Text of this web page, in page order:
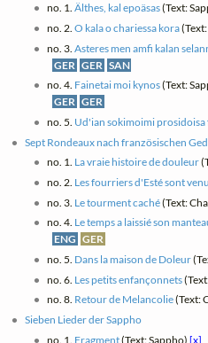
no. 1. Älthes, kal epoäsas(Text:
no. 2. O kala o chariessa kora(Text:
no. 3. Asteres men amfi kalan
GER GER SAN
no. 4. Fainetai moi kynos(Text:
GER GER
no. 5. Ud'ian sokimoimi prosidoisa
Sept Rondeaux nach französischen
no. 1. La vraie histoire de douleur
no. 2. Les fourriers d'Esté sont
no. 3. Le tourment caché(Text:
no. 4. Le temps a laissié son
ENG GER
no. 5. Dans la maison de Doleur
no. 6. Les petits enfançonnets
no. 8. Retour de Melancolie(Text:
Sieben Lieder der Sappho
no. 1. Fragment(Text: Sappho) [x]